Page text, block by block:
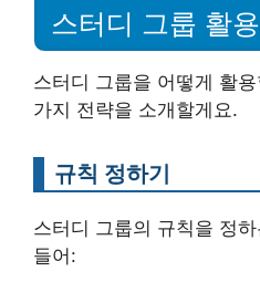
스터디 그룹 활
스터디 그룹을 어떻게 활
가지 전략을 소개할게요.
규칙 정하기
스터디 그룹의 규칙을 정
들어: